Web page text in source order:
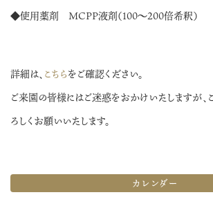
◆使用薬剤 MCPP液剤（100～200倍希釈）
詳細は、 こちらをご確認ください。
ご来園の皆様にはご迷惑をおかけいたしますが、
ろしくお願いいたします。
カレンダー